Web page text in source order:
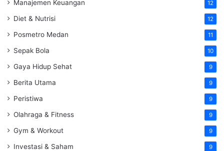
Manajemen Keuangan 12
Diet & Nutrisi 12
Posmetro Medan 11
Sepak Bola 10
Gaya Hidup Sehat 9
Berita Utama 9
Peristiwa 9
Olahraga & Fitness 9
Gym & Workout 9
Investasi & Saham 9